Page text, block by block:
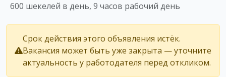
600 шекелей в день, 9 часов рабочий день
Срок действия этого объявления истёк.
Вакансия может быть уже закрыта — уточните
актуальность у работодателя перед откликом.